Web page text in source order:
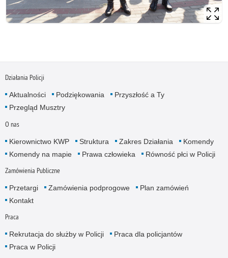
Działania Policji
Aktualności Podziękowania
Przyszłość a Ty
Przegląd Musztry
O nas
Kierownictwo KWP Struktura Zakres Działania
Komendy
Komendy na mapie
Prawa człowieka Równość płci w Policji
Zamówienia Publiczne
Przetargi Zamówienia podprogowe
Plan zamówień
Kontakt
Praca
Rekrutacja do służby w Policji
Praca dla policjantów
Praca w Policji